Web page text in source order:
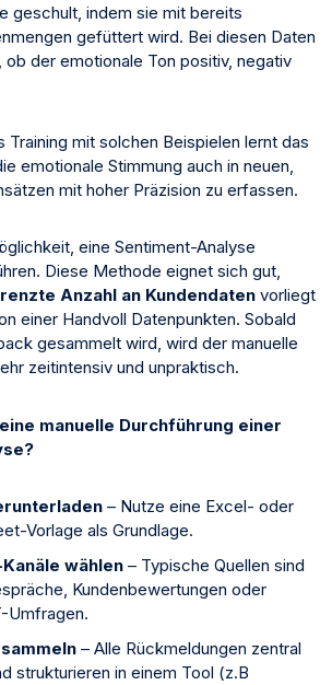
geschult, indem sie mit bereits
gefüttert wird. Bei diesen Daten
der emotionale Ton positiv, negativ
Training mit solchen Beispielen lernt das
emotionale Stimmung auch in neuen,
mit hoher Präzision zu erfassen.
eine Sentiment-Analyse
Diese Methode eignet sich gut,
Anzahl an Kundendaten vorliegt
einer Handvoll Datenpunkten. Sobald
gesammelt wird, wird der manuelle
zeitintensiv und unpraktisch.
manuelle Durchführung einer
– Nutze eine Excel- oder
Vorlage als Grundlage.
wählen – Typische Quellen sind
Kundenbewertungen oder
Umfragen.
– Alle Rückmeldungen zentral
strukturieren in einem Tool (z.B